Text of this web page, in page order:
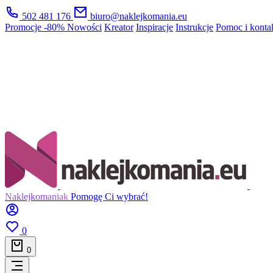
502 481 176
biuro@naklejkomania.eu
Promocje -80% Nowości Kreator Inspiracje Instrukcje Pomoc i
Naklejkomaniak Pomogę Ci wybrać!
0
0